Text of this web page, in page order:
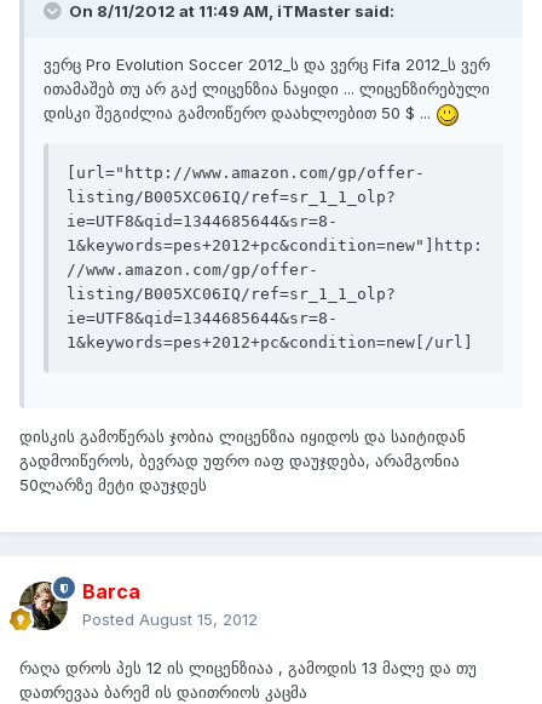
On 8/11/2012 at 11:49 AM, iTMaster said:
ვერც Pro Evolution Soccer 2012_ს და ვერც Fifa 2012_ს ვერ
ითამაშებ თუ არ გაქ ლიცენზია ნაყიდი ... ლიცენზირებული
დისკი შეგიძლია გამოიწერო დაახლოებით 50 $ ...
[url="http://www.amazon.com/gp/offer-
listing/B005XC06IQ/ref=sr_1_1_olp?
ie=UTF8&qid=1344685644&sr=8-
1&keywords=pes+2012+pc&condition=new"]http:
//www.amazon.com/gp/offer-
listing/B005XC06IQ/ref=sr_1_1_olp?
ie=UTF8&qid=1344685644&sr=8-
1&keywords=pes+2012+pc&condition=new[/url]
დისკის გამოწერას ჯობია ლიცენზია იყიდოს და საიტიდან
გადმოიწეროს, ბევრად უფრო იაფ დაუჯდება, არამგონია
50ლარზე მეტი დაუჯდეს
Barca
Posted August 15, 2012
რაღა დროს პეს 12 ის ლიცენზიაა , გამოდის 13 მალე და თუ
დათრევაა ბარემ ის დაითრიოს კაცმა